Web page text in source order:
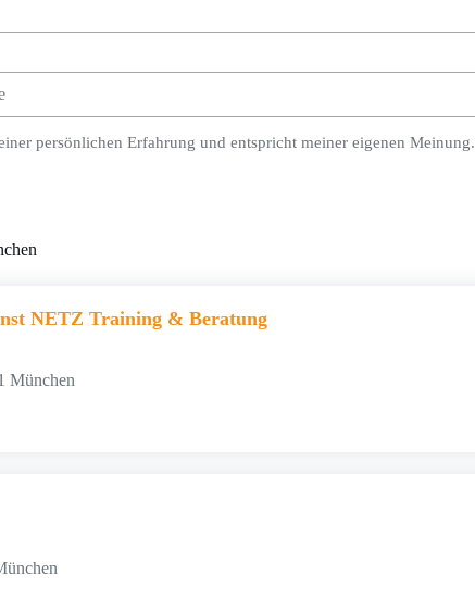
persönlichen Erfahrung und entspricht meiner eigenen Meinung.
NETZ Training & Beratung
München